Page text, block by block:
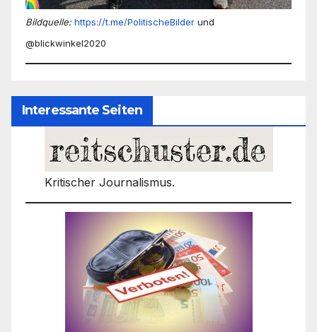
Bildquelle: https://t.me/PolitischeBilder und
@blickwinkel2020
Interessante Seiten
Kritischer Journalismus.